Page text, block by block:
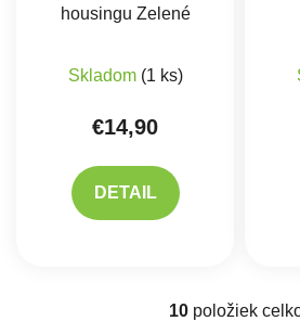
housingu Zelené
Skladom (1 ks)
€14,90
DETAIL
10položiek